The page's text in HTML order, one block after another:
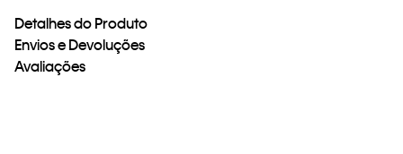
Detalhes do Produto
Envios e Devoluções
Avaliações